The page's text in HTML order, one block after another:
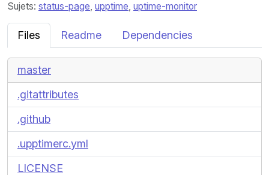
Sujets: status-page, upptime, uptime-monitor
Files Readme Dependencies
master
.gitattributes
.github
.upptimerc.yml
LICENSE